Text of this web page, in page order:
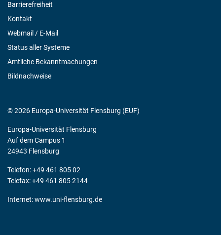
Barrierefreiheit
Kontakt
Webmail / E-Mail
Status aller Systeme
Amtliche Bekanntmachungen
Bildnachweise
© 2026 Europa-Universität Flensburg (EUF)
Europa-Universität Flensburg
Auf dem Campus 1
24943 Flensburg
Telefon: +49 461 805 02
Telefax: +49 461 805 2144
Internet:www.uni-flensburg.de